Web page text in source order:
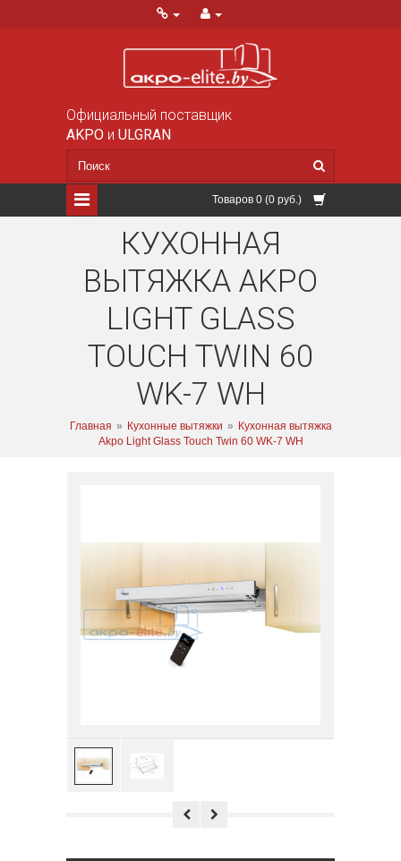
Официальный поставщик
AKPO и ULGRAN
Товаров 0 (0 руб.)
КУХОННАЯ
ВЫТЯЖКА AKPO
LIGHT GLASS
TOUCH TWIN 60
WK-7 WH
Главная » Кухонные вытяжки » Кухонная вытяжка
Akpo Light Glass Touch Twin 60 WK-7 WH